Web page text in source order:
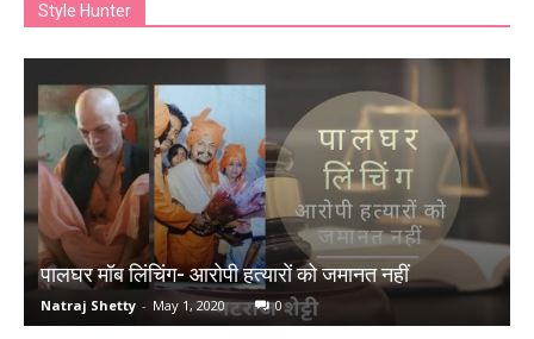
Style Hunter
पालघर मॉब लिंचिंग- आरोपी हत्यारों को जमानत नहीं
Natraj Shetty - May 1, 2020 0